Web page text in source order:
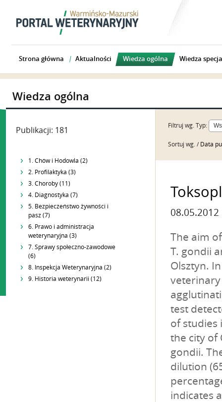
Strona główna Aktualności Wiedza ogólna Wiedza
Wiedza ogólna
Publikacji: 181
1. Chów i Hodowla (2)
2. Profilaktyka (3)
3. Choroby (11)
4. Diagnostyka (7)
5. Bezpieczeństwo żywności i
pasz (7)
6. Prawo i administracja
weterynaryjna (3)
7. Sprawy społeczno-zawodowe
(6)
8. Inspekcja Weterynaryjna (2)
9. Historia weterynarii (12)
Filtruj wg. Typ:
Sortuj wg. / Data
The aim
T. gondii
Olsztyn.
veterinary
test
of studies
the city of
gondii.
dilution
indicates